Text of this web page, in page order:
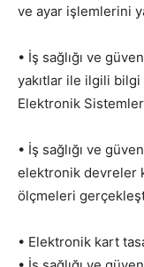
ve ayar işlemlerini
• İş sağlığı ve
yakıtlar ile ilgili
Elektronik Sistemler
• İş sağlığı ve
elektronik devreler
ölçmeleri
• Elektronik kart